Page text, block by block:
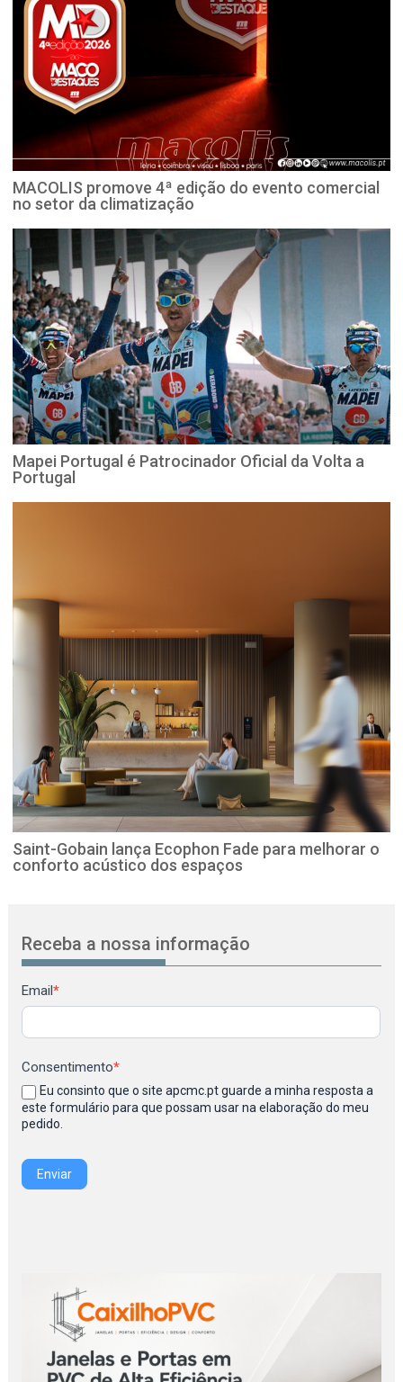
MACOLIS promove 4ª edição do evento comercial
no setor da climatização
Mapei Portugal é Patrocinador Oficial da Volta a
Portugal
Saint-Gobain lança Ecophon Fade para melhorar o
conforto acústico dos espaços
Receba a nossa informação
Newsletter
Email*
Consentimento*
Eu consinto que o site apcmc.pt guarde a minha resposta a
este formulário para que possam usar na elaboração do meu
pedido.
Enviar